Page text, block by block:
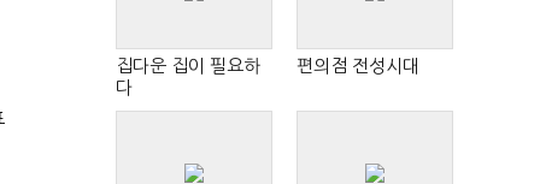
집다운 집이 필요하
다
편의점 전성시대